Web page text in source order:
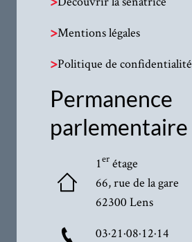
>Mentions légales
>Politique de confidentialité
Permanence
parlementaire
1erétage
66, rue de la gare
62300 Lens
03·21·08·12·14